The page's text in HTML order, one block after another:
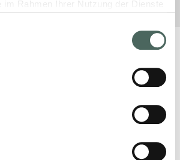
im Rahmen Ihrer Nutzung der Dienste